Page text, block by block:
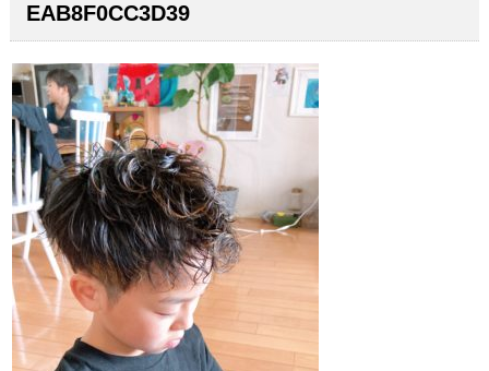
EAB8F0CC3D39